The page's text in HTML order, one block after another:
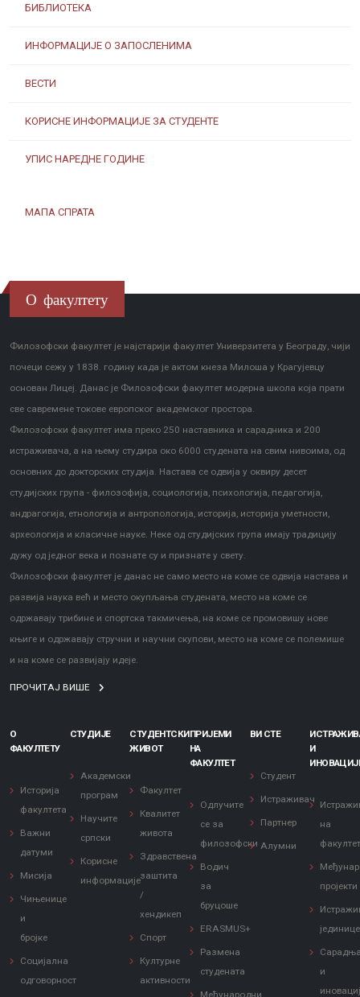
БИБЛИОТЕКА
ИНФОРМАЦИЈЕ О ЗАПОСЛЕНИМА
ВЕСТИ
КОРИСНЕ ИНФОРМАЦИЈЕ ЗА СТУДЕНТЕ
УПИС НАРЕДНЕ ГОДИНЕ
МАПА СПРАТА
О факултету
Филозофски факултет је најстарији факултет Универзитета у Београду, чији
почеци сежу у 1838. годину када је актом кнеза Милоша у Крагујевцу
основан Лицеј. Данас је Филозофски факултет модерна школа која прати
све савремене токове европског академског простора.
Филозофски факултет има преко 250 наставника и сарадника и 200
истраживача, а на њему студира око 6000 студената на свим нивоима, од
основних до докторских студија. Настава се одвија у оквиру десет
студијских група - филозофија, социологија, психологија, педагогија,
андрагогија, етнологија и антропологија, историја, историја уметности,
археологија и класичне науке. Неке од студијских група имају традицију
дужу од једног века и познате су и признате у свету.
Филозофски факултет је данас не само место на коме се одвија настава и
развија наука већ и место окупљања студената, место на коме се
одржавају трибине и спортска такмичења, на коме се промовишу нове
књиге и одржавају стручни и научни скупови, место на коме се полемише
и на коме се развијају идеје.
ПРОЧИТАЈ ВИШЕ
О
ФАКУЛТЕТУ
Историја
факултета
Важни
датуми
Мисија
Чињенице
и
бројке
Социјална
одговорност
СТУДИЈЕ
Академски
програм
Научите
српски
Корисне
информације
СТУДЕНТСКИ
ЖИВОТ
Факултет
Квалитет
живота
Здравствена
заштита
/
хендикеп
Спорт
Културне
активности
ПРИЈЕМИ
НА
ФАКУЛТЕТ
Одлучите
се за
филозофски
Водич
за
бруцоше
ERASMUS+
Размена
студената
Међународни
ВИ СТЕ
Студент
Истраживач
Партнер
Алумни
И
на
пројекти
јединице
и